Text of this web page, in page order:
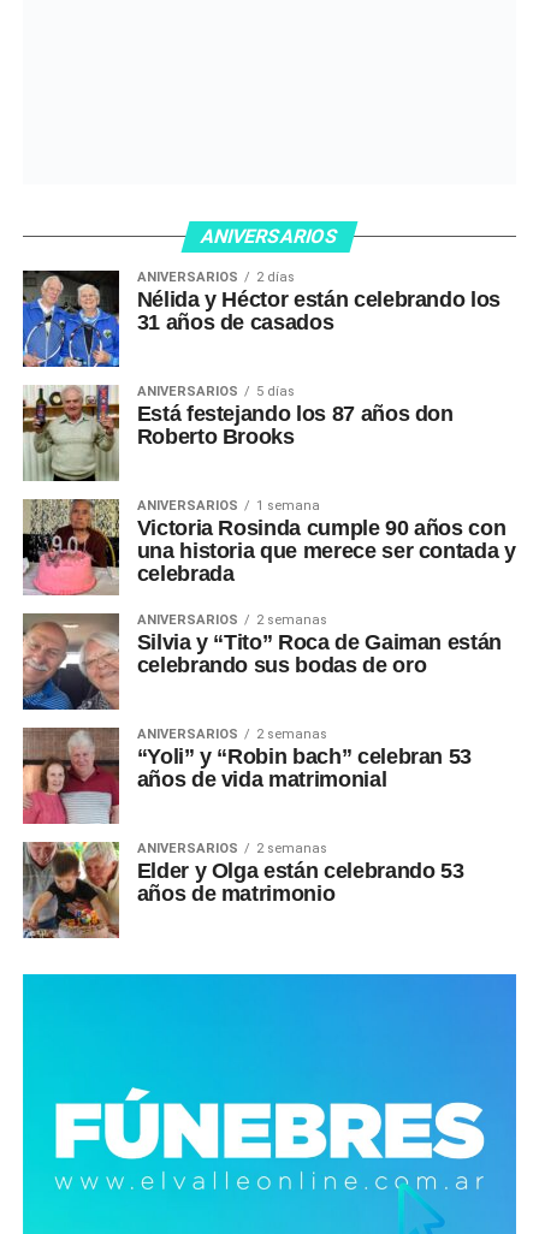
ANIVERSARIOS
ANIVERSARIOS 2 días
Nélida y Héctor están celebrando los
31 años de casados
ANIVERSARIOS 5 días
Está festejando los 87 años don
Roberto Brooks
ANIVERSARIOS 1 semana
Victoria Rosinda cumple 90 años con
una historia que merece ser contada y
celebrada
ANIVERSARIOS 2 semanas
Silvia y “Tito” Roca de Gaiman están
celebrando sus bodas de oro
ANIVERSARIOS 2 semanas
“Yoli” y “Robin bach” celebran 53
años de vida matrimonial
ANIVERSARIOS 2 semanas
Elder y Olga están celebrando 53
años de matrimonio